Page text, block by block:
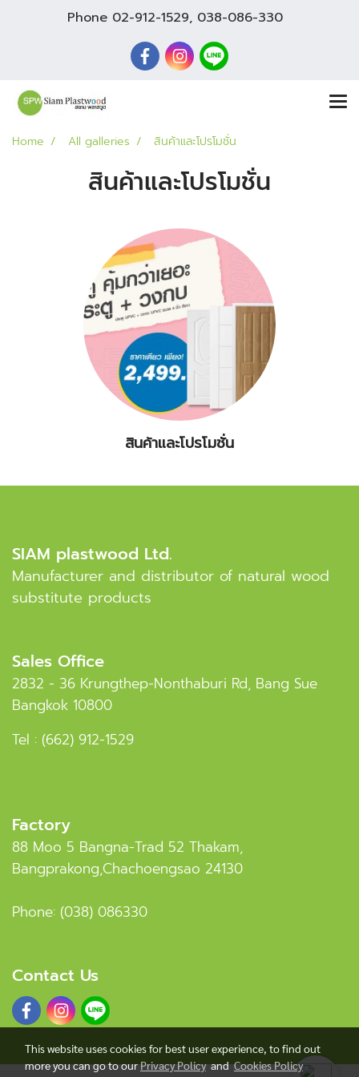
Phone 02-912-1529, 038-086-330
Home All galleries สินค้าและโปรโมชั่น
สินค้าและโปรโมชั่น
สินค้าและโปรโมชั่น
SIAM plastwood Ltd.
Manufacturer and distributor of natural wood
substitute products
Sales Office
2832 - 36 Krungthep-Nonthaburi Rd, Bang Sue
Bangkok 10800
Tel : (662) 912-1529
Factory
88 Moo 5 Bangna-Trad 52 Thakam,
Bangprakong,Chachoengsao 24130
Phone: (038) 086330
Contact Us
This website uses cookies for best user experience, to find out
more you can go to ourPrivacy PolicyandCookies Policy